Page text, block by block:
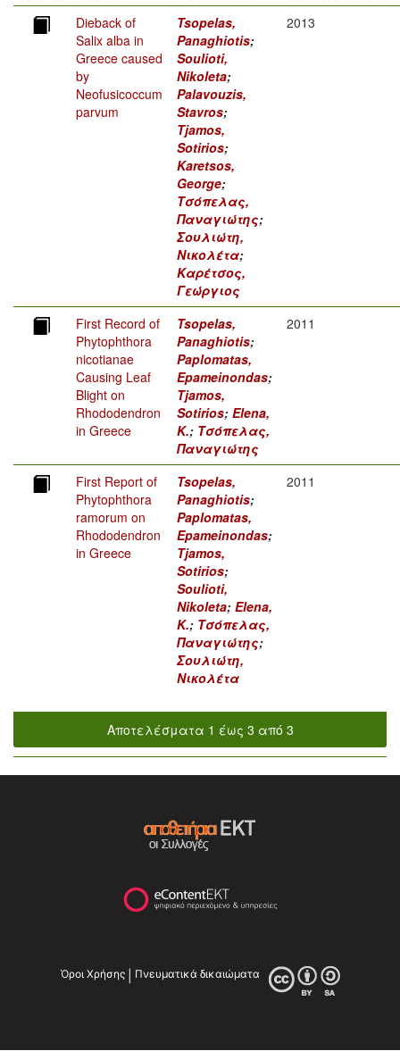
Dieback of
Salix alba in
Greece caused
by
Neofusicoccum
parvum
Tsopelas,
Panaghiotis;
Soulioti,
Nikoleta;
Palavouzis,
Stavros;
Tjamos,
Sotirios;
Karetsos,
George;
Τσόπελας,
Παναγιώτης;
Σουλιώτη,
Νικολέτα;
Καρέτσος,
Γεώργιος
2013
First Record of
Phytophthora
nicotianae
Causing Leaf
Blight on
Rhododendron
in Greece
Tsopelas,
Panaghiotis;
Paplomatas,
Epameinondas;
Tjamos,
Sotirios; Elena,
K.; Τσόπελας,
Παναγιώτης
2011
First Report of
Phytophthora
ramorum on
Rhododendron
in Greece
Tsopelas,
Panaghiotis;
Paplomatas,
Epameinondas;
Tjamos,
Sotirios;
Soulioti,
Nikoleta; Elena,
K.; Τσόπελας,
Παναγιώτης;
Σουλιώτη,
Νικολέτα
2011
Αποτελέσματα 1 έως 3 από 3